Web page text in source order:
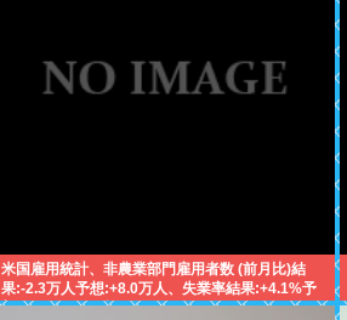
米国雇用統計、非農業部門雇用者数 (前月比)結
果:-2.3万人予想:+8.0万人、失業率結果:+4.1%予
想:+4.2%、9月利下げか